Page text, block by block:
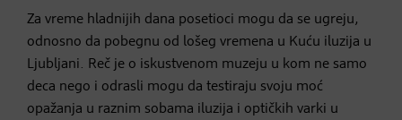
Za vreme hladnijih dana posetioci mogu da se ugreju,
odnosno da pobegnu od lošeg vremena u Kuću iluzija u
Ljubljani. Reč je o iskustvenom muzeju u kom ne samo
deca nego i odrasli mogu da testiraju svoju moć
opažanja u raznim sobama iluzija i optičkih varki u